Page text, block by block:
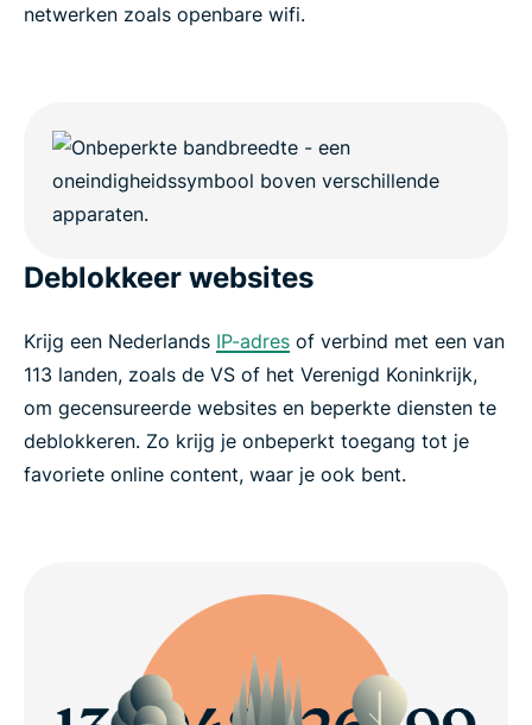
netwerken zoals openbare wifi.
Deblokkeer websites
Krijg een Nederlands IP-adres of verbind met een van
113 landen, zoals de VS of het Verenigd Koninkrijk,
om gecensureerde websites en beperkte diensten te
deblokkeren. Zo krijg je onbeperkt toegang tot je
favoriete online content, waar je ook bent.